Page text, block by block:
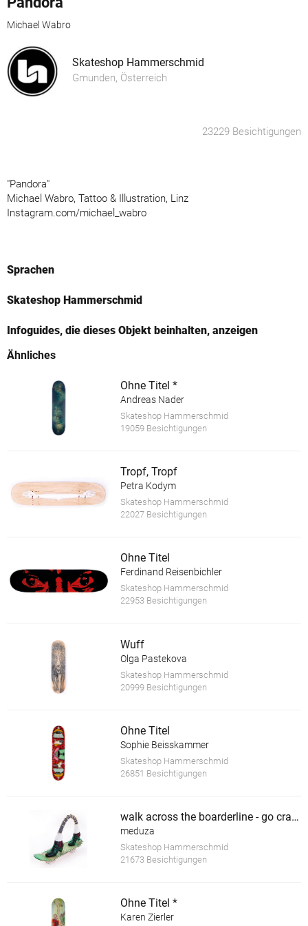
Michael Wabro
Skateshop Hammerschmid
Gmunden, Österreich
23229 Besichtigungen
"Pandora"
Michael Wabro, Tattoo & Illustration, Linz
Instagram.com/michael_wabro
Sprachen
Skateshop Hammerschmid
Infoguides, die dieses Objekt beinhalten, anzeigen
Ähnliches
Ohne Titel *
Andreas Nader
Skateshop Hammerschmid
19059 Besichtigungen
Tropf, Tropf
Petra Kodym
Skateshop Hammerschmid
22027 Besichtigungen
Ohne Titel
Ferdinand Reisenbichler
Skateshop Hammerschmid
22953 Besichtigungen
Wuff
Olga Pastekova
Skateshop Hammerschmid
20999 Besichtigungen
Ohne Titel
Sophie Beisskammer
Skateshop Hammerschmid
26851 Besichtigungen
walk across the boarderline - go crazy *
meduza
Skateshop Hammerschmid
21673 Besichtigungen
Ohne Titel *
Karen Zierler